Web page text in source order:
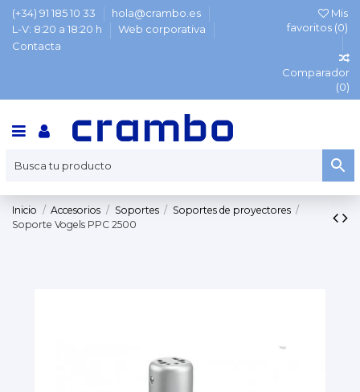
(+34) 91 185 10 33
hola@crambo.es
L-V: 8:20 a 18:20 h
Web corporativa
Contacta
Mis
favoritos (0)
Comparador
(0)
Inicio Accesorios Soportes
Soportes de proyectores
Soporte Vogels PPC 2500